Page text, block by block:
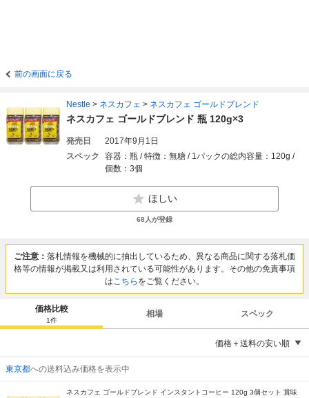
前の画面に戻る
Nestle > ネスカフェ > ネスカフェ ゴールドブレンド
ネスカフェ ゴールドブレンド 瓶 120g×3
発売日
2017年9月1日
スペック
容器：瓶 / 特徴：無糖 / 1パックの総内容量：120g /
個数：3個
ほしい
68人が登録
ご注意： 落札情報を機械的に抽出しているため、異なる商品に関する落札価
格等の情報が掲載又は利用されている可能性があります。その他の免責事項
はこちら をご覧ください。
価格比較
1件
相場 スペック
価格＋送料の安い順
東京都への送料込み価格を表示中
ネスカフェ ゴールドブレンド インスタントコーヒー 120g 3個セット 賞味